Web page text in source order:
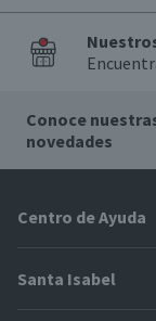
Conoce
novedades
Centro de Ayuda
Problemas con tu
Santa Isabel